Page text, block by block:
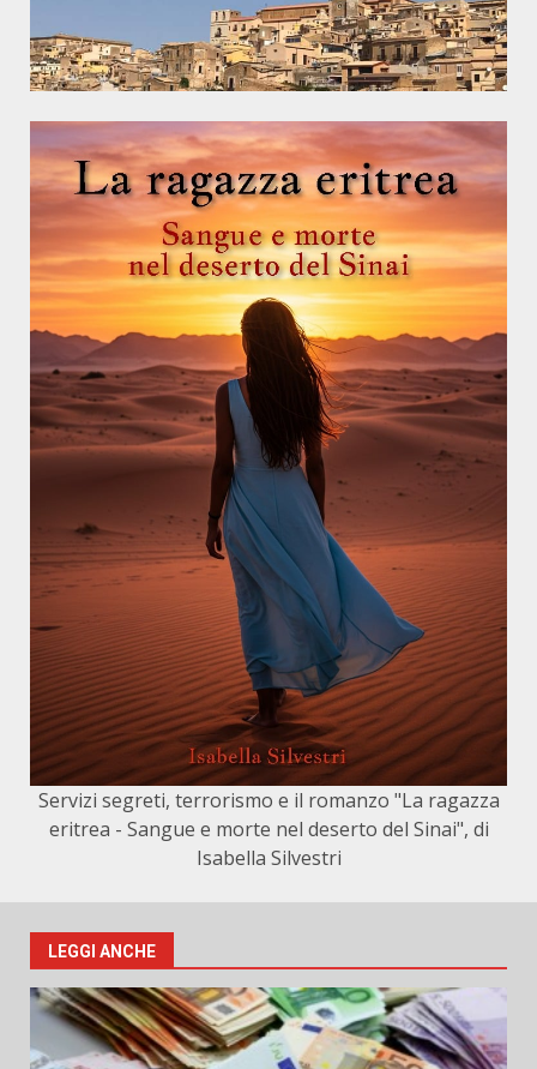
Servizi segreti, terrorismo e il romanzo "La ragazza
eritrea - Sangue e morte nel deserto del Sinai", di
Isabella Silvestri
LEGGI ANCHE